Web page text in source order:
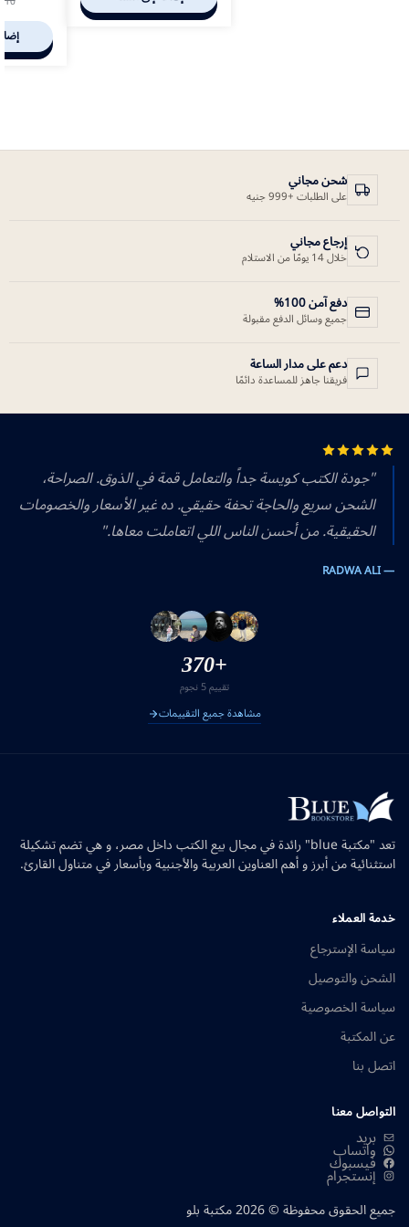
شحن مجاني
على الطلبات +999 جنيه
إرجاع مجاني
خلال 14 يومًا من الاستلام
دفع آمن 100%
جميع وسائل الدفع مقبولة
دعم على مدار الساعة
فريقنا جاهز للمساعدة دائمًا
"جودة الكتب كويسة جداً والتعامل قمة في الذوق. الصراحة،
الشحن سريع والحاجة تحفة حقيقي. ده غير الأسعار والخصومات
الحقيقية. من أحسن الناس اللي اتعاملت معاها."
— RADWA ALI
+370
تقييم 5 نجوم
مشاهدة جميع التقييمات
تعد "مكتبة blue" رائدة في مجال بيع الكتب داخل مصر، و هي تضم تشكيلة
استثنائية من أبرز و أهم العناوين العربية والأجنبية وبأسعار في متناول القارئ.
خدمة العملاء
سياسة الإسترجاع
الشحن والتوصيل
سياسة الخصوصية
عن المكتبة
اتصل بنا
التواصل معنا
بريد
واتساب
فيسبوك
إنستجرام
جميع الحقوق محفوظة © 2026 مكتبة بلو